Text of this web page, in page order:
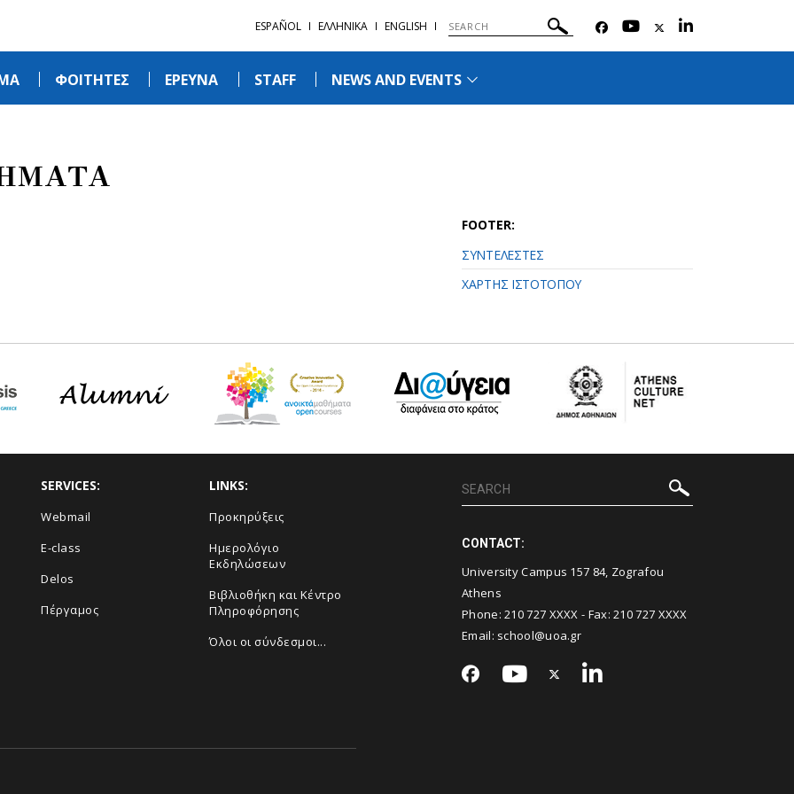
ESPAÑOL ΕΛΛΗΝΙΚΑ ENGLISH
ΦΟΙΤΗΤΕΣ ΕΡΕΥΝΑ STAFF NEWS AND EVENTS
FOOTER:
ΣΥΝΤΕΛΕΣΤΕΣ
ΧΑΡΤΗΣ ΙΣΤΟΤΟΠΟΥ
SERVICES:
Webmail
E-class
Delos
Πέργαμος
LINKS:
Προκηρύξεις
Ημερολόγιο
Εκδηλώσεων
Βιβλιοθήκη και Κέντρο
Πληροφόρησης
Όλοι οι σύνδεσμοι...
CONTACT:
University Campus 157 84, Zografou
Athens
Phone:210 727 XXXX - Fax:210 727 XXXX
Email: school@uoa.gr